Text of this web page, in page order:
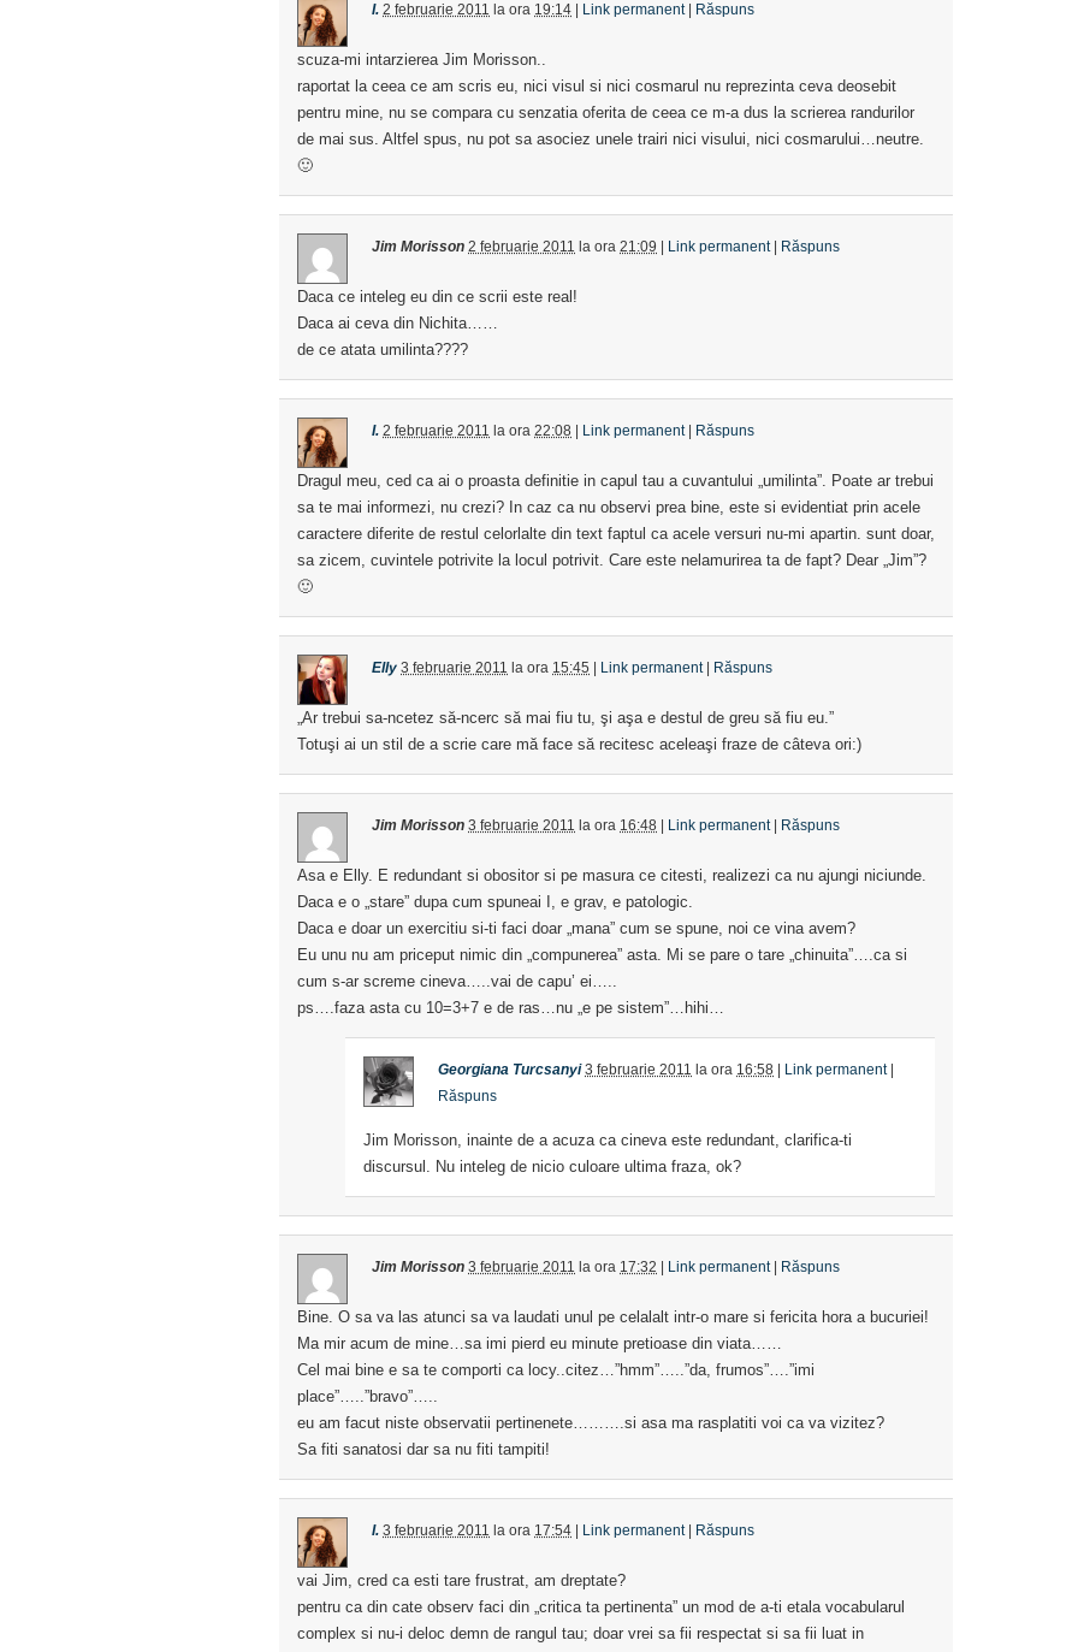
I. 2 februarie 2011 la ora 19:14 Link permanent| Răspuns
scuza-mi intarzierea Jim Morisson..
raportat la ceea ce am scris eu, nici visul si nici cosmarul nu reprezinta ceva deosebit
pentru mine, nu se compara cu senzatia oferita de ceea ce m-a dus la scrierea randurilor
de mai sus. Altfel spus, nu pot sa asociez unele trairi nici visului, nici cosmarului…neutre.
🙂
Jim Morisson 2 februarie 2011 la ora 21:09 Link permanent| Răspuns
Daca ce inteleg eu din ce scrii este real!
Daca ai ceva din Nichita……
de ce atata umilinta????
I. 2 februarie 2011 la ora 22:08 Link permanent| Răspuns
Dragul meu, ced ca ai o proasta definitie in capul tau a cuvantului „umilinta”. Poate ar trebui
sa te mai informezi, nu crezi? In caz ca nu observi prea bine, este si evidentiat prin acele
caractere diferite de restul celorlalte din text faptul ca acele versuri nu-mi apartin. sunt doar,
sa zicem, cuvintele potrivite la locul potrivit. Care este nelamurirea ta de fapt? Dear „Jim”?
🙂
Elly 3 februarie 2011 la ora 15:45 Link permanent| Răspuns
„Ar trebui sa-ncetez să-ncerc să mai fiu tu, şi aşa e destul de greu să fiu eu.”
Totuşi ai un stil de a scrie care mă face să recitesc aceleaşi fraze de câteva ori:)
Jim Morisson 3 februarie 2011 la ora 16:48 Link permanent| Răspuns
Asa e Elly. E redundant si obositor si pe masura ce citesti, realizezi ca nu ajungi niciunde.
Daca e o „stare” dupa cum spuneai I, e grav, e patologic.
Daca e doar un exercitiu si-ti faci doar „mana” cum se spune, noi ce vina avem?
Eu unu nu am priceput nimic din „compunerea” asta. Mi se pare o tare „chinuita”….ca si
cum s-ar screme cineva…..vai de capu’ ei…..
ps….faza asta cu 10=3+7 e de ras…nu „e pe sistem”…hihi…
Georgiana Turcsanyi 3 februarie 2011 la ora 16:58 Link permanent|
Răspuns
Jim Morisson, inainte de a acuza ca cineva este redundant, clarifica-ti
discursul. Nu inteleg de nicio culoare ultima fraza, ok?
Jim Morisson 3 februarie 2011 la ora 17:32 Link permanent| Răspuns
Bine. O sa va las atunci sa va laudati unul pe celalalt intr-o mare si fericita hora a bucuriei!
Ma mir acum de mine…sa imi pierd eu minute pretioase din viata……
Cel mai bine e sa te comporti ca locy..citez…”hmm”…..”da, frumos”….”imi
place”…..”bravo”…..
eu am facut niste observatii pertinenete……….si asa ma rasplatiti voi ca va vizitez?
Sa fiti sanatosi dar sa nu fiti tampiti!
I. 3 februarie 2011 la ora 17:54 Link permanent| Răspuns
vai Jim, cred ca esti tare frustrat, am dreptate?
pentru ca din cate observ faci din „critica ta pertinenta” un mod de a-ti etala vocabularul
complex si nu-i deloc demn de rangul tau; doar vrei sa fii respectat si sa fii luat in